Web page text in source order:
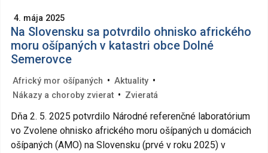
4. mája 2025
Na Slovensku sa potvrdilo ohnisko afrického
moru ošípaných v katastri obce Dolné
Semerovce
Africký mor ošípaných • Aktuality •
Nákazy a choroby zvierat • Zvieratá
Dňa 2. 5. 2025 potvrdilo Národné referenčné laboratórium
vo Zvolene ohnisko afrického moru ošípaných u domácich
ošípaných (AMO) na Slovensku (prvé v roku 2025) v